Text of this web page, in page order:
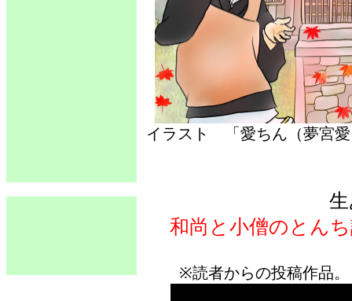
イラスト 「愛ちん（夢
和尚と小僧のとん
※読者からの投稿作品